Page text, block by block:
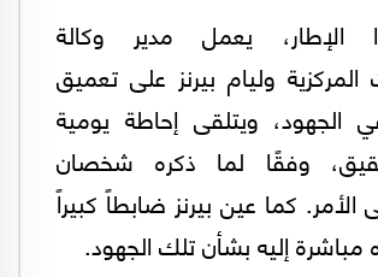
يعمل مدير وكالة
المركزية وليام بيرنز على تعميق
الجهود، ويتلقى إحاطة يومية
وفقًا لما ذكره شخصان
كما عين بيرنز ضابطاً كبيراً
مباشرة إليه بشأن تلك الجهود.